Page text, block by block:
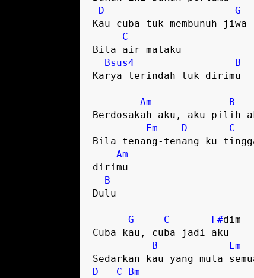
D
G
Kau cuba tuk membunuh jiwa
C
Bila air mataku
Bsus4
B
Karya terindah tuk dirimu
Am
B
Berdosakah aku, aku pilih
Em
D C
Bila tenang-tenang ku
Am
dirimu
B
Dulu
G C F#dim
Cuba kau, cuba jadi aku
B
Em
D
C
Bm